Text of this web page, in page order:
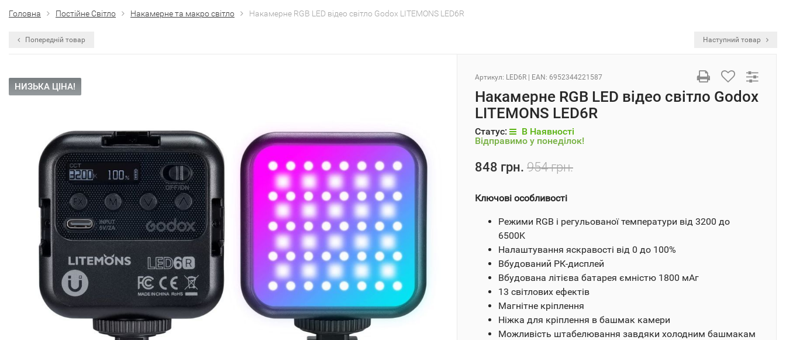
Головна Постійне Світло Накамерне та макро світло Накамерне RGB LED відео світло Godox LITEMONS LED6R
Попередній товар Наступний товар
НИЗЬКА ЦІНА!
Артикул: LED6R | EAN: 6952344221587
Накамерне RGB LED відео світло Godox
LITEMONS LED6R
Статус:
В Наявності
Відправимо у понеділок!
848 грн. 954 грн.
Ключові особливості
Режими RGB і регульованої температури від 3200 до
6500K
Налаштування яскравості від 0 до 100%
Вбудований РК-дисплей
Вбудована літієва батарея ємністю 1800 мАг
13 світлових ефектів
Магнітне кріплення
Ніжка для кріплення в башмак камери
Можливість штабелювання завдяки холодним башмакам